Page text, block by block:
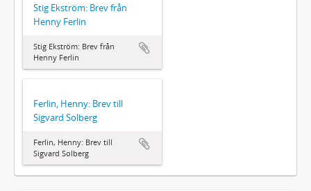
Stig Ekström: Brev från
Henny Ferlin
Stig Ekström: Brev från
Henny Ferlin
Ferlin, Henny: Brev till
Sigvard Solberg
Ferlin, Henny: Brev till
Sigvard Solberg